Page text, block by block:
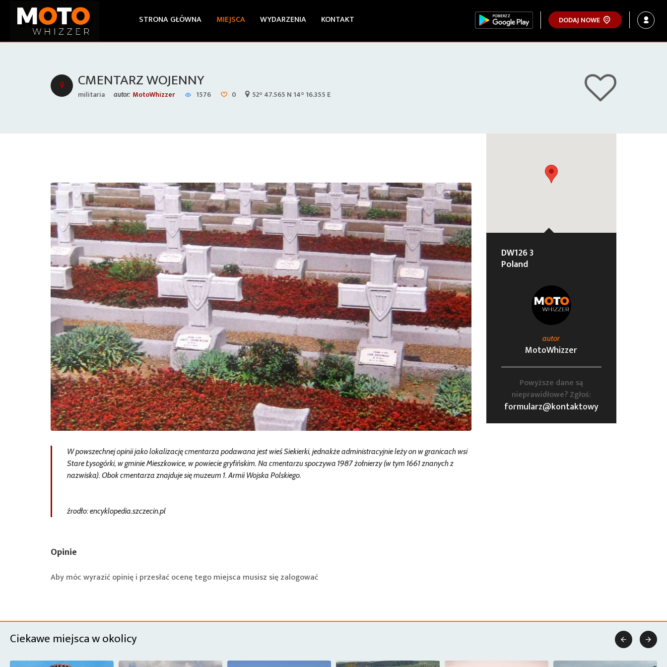
STRONA GŁÓWNA MIEJSCA WYDARZENIA KONTAKT DODAJ NOWE
CMENTARZ WOJENNY
militaria autor: MotoWhizzer 1576 0 52° 47.565 N 14° 16.355 E
W powszechnej opinii jako lokalizację cmentarza podawana jest wieś Siekierki, jednakże administracyjnie leży on w granicach wsi
Stare Łysogórki, w gminie Mieszkowice, w powiecie gryfińskim. Na cmentarzu spoczywa 1987 żołnierzy (w tym 1661 znanych z
nazwiska). Obok cmentarza znajduje się muzeum 1. Armii Wojska Polskiego.
źrodło: encyklopedia.szczecin.pl
Opinie
Aby móc wyrazić opinię i przesłać ocenę tego miejsca musisz sięzalogować
DW126 3
Poland
autor
MotoWhizzer
Powyższe dane są
nieprawidłowe? Zgłoś:
formularz@kontaktowy
Ciekawe miejsca w okolicy  